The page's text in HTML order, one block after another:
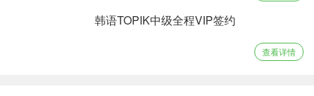
韩语TOPIK中级全程VIP签约
查看详情